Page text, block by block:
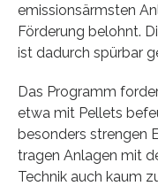
emissionsärmsten
Förderung belohnt.
ist dadurch spürbar
Das Programm
etwa mit Pellets
besonders strengen
tragen Anlagen mit
Technik auch kaum